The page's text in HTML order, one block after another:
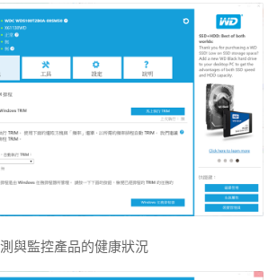
與監控產品的健康狀況